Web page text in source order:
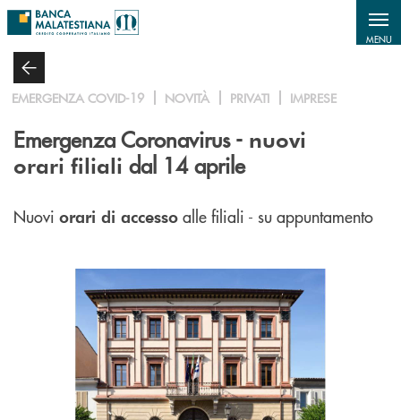
Salta al contenuto principale
MENU
EMERGENZA COVID-19 NOVITÀ PRIVATI IMPRESE
Emergenza Coronavirus - nuovi
orari filiali dal 14 aprile
Nuovi orari di accesso alle filiali - su appuntamento